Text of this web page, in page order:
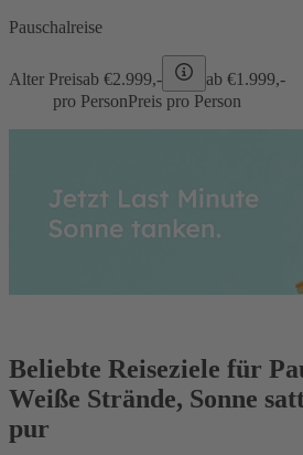
Pauschalreise
Alter Preisab €2.999,- ab €1.999,-
pro PersonPreis pro Person
Beliebte Reiseziele für
Weiße Strände, Sonne
pur